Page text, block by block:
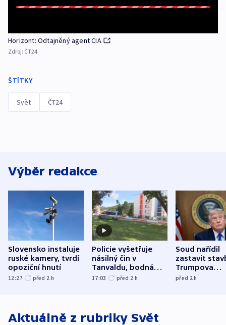
Horizont: Odtajněný agent CIA
Zdroj: ČT24
ŠTÍTKY
Svět ČT24
Výběr redakce
Slovensko instaluje
ruské kamery, tvrdí
opoziční hnutí
12:27 před 2 h
Policie vyšetřuje
násilný čin v
Tanvaldu, bodná
zranění při něm
17:03 před 2 h
Soud nařídil
zastavit
Trumpova
tanečního
před 2h
Aktuálně z rubriky Svět